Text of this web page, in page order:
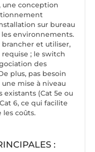
conception
sur bureau
les environnements.
brancher et utiliser,
; le switch
des
plus, pas besoin
mise à niveau
existants (Cat 5e ou
6, ce qui facilite
les coûts.
: